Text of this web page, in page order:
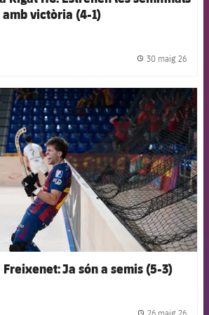
amb victòria (4-1)
30 maig 26
FCB Barcelona badge
Ja són a semis (5-3)
26 maig 26